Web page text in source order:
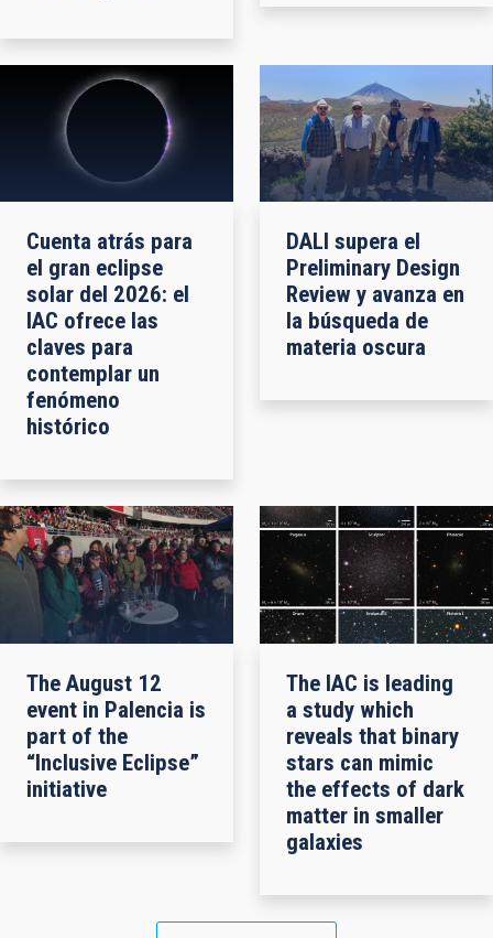
Cuenta atrás para
el gran eclipse
solar del 2026: el
IAC ofrece las
claves para
contemplar un
fenómeno
histórico
DALI supera el
Preliminary Design
Review y avanza en
la búsqueda de
materia oscura
The August 12
event in Palencia is
part of the
“Inclusive Eclipse”
initiative
The IAC is leading
a study which
reveals that binary
stars can mimic
the effects of dark
matter in smaller
galaxies